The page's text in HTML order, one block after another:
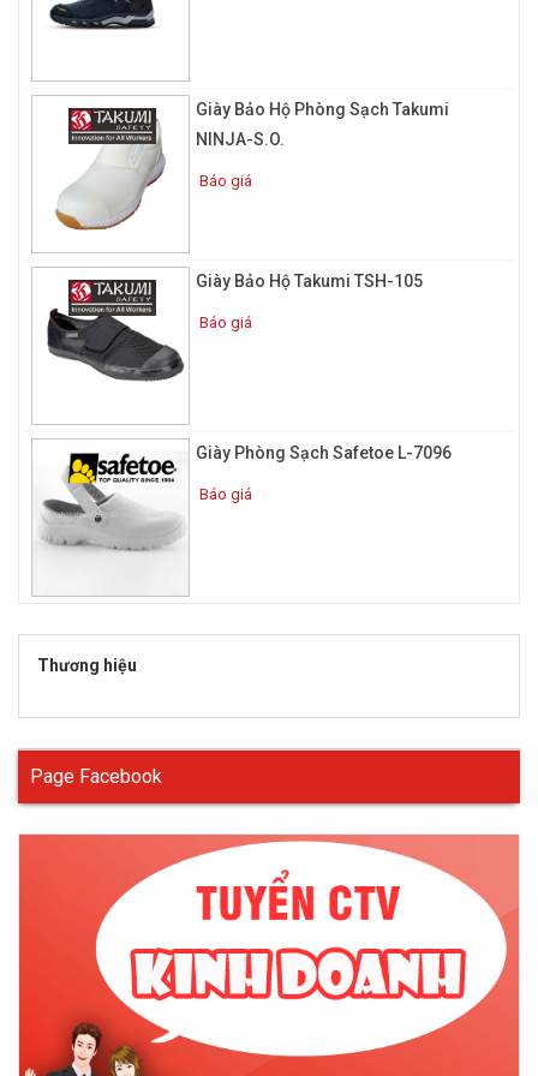
2. Đặc điểm và tính năng của giày
bảo hộ phòng sạch
Giày Bảo Hộ Phòng Sạch Takumi
NINJA-S.O.
Báo giá
Giày Bảo Hộ Takumi TSH-105
Báo giá
Giày Phòng Sạch Safetoe L-7096
Báo giá
Thương hiệu
Page Facebook